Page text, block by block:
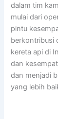
dalam tim
mulai dari
pintu
berkontribusi
kereta api di
dan
dan menjadi
yang lebih